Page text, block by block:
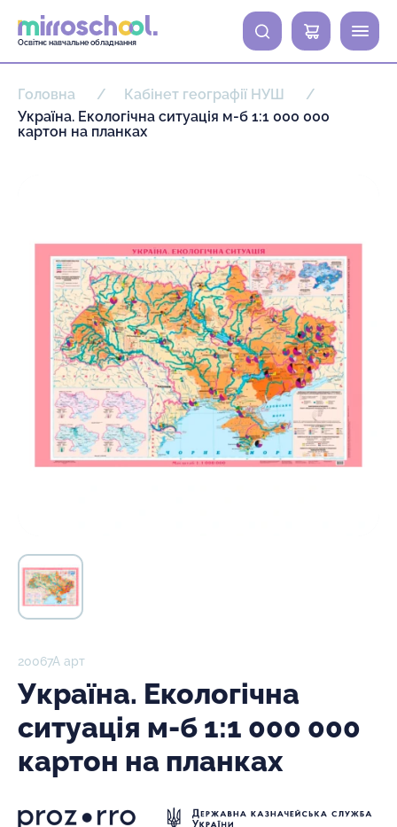
Освітнє навчальне обладнання
0
Головна
Кабінет географії НУШ
Україна. Екологічна ситуація м-б 1:1 000 000
картон на планках
20067А арт
Україна. Екологічна
ситуація м-б 1:1 000 000
картон на планках